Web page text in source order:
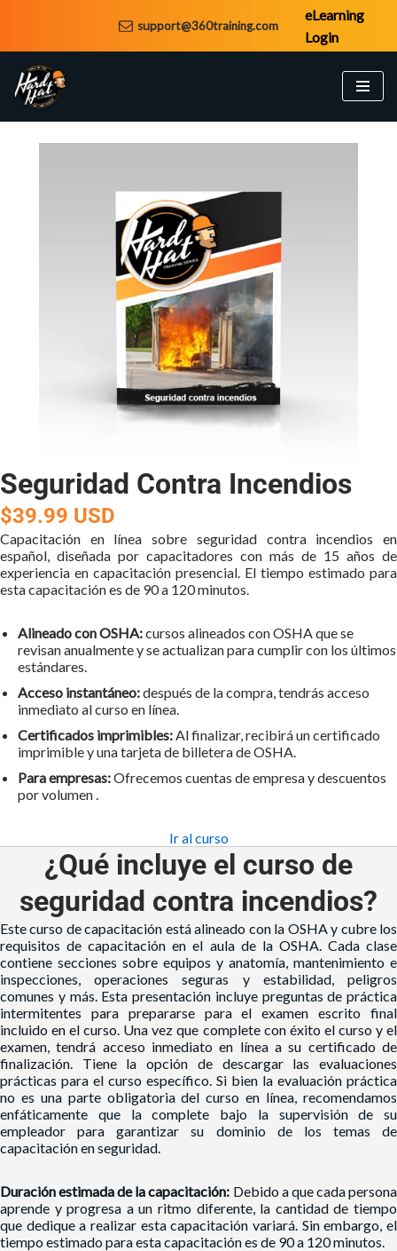
contenido
support@360training.com
eLearning
Login
Seguridad Contra Incendios
$39.99 USD
Capacitación en línea sobre seguridad contra incendios en
español, diseñada por capacitadores con más de 15 años de
experiencia en capacitación presencial. El tiempo estimado para
esta capacitación es de 90 a 120 minutos.
Alineado con OSHA:cursos alineados con OSHA que se
revisan anualmente y se actualizan para cumplir con los últimos
estándares.
Acceso instantáneo:después de la compra, tendrás acceso
inmediato al curso en línea.
Certificados imprimibles: Al finalizar, recibirá un certificado
imprimible y una tarjeta de billetera de OSHA.
Para empresas:Ofrecemos cuentas de empresa y descuentos
por volumen .
Ir al curso
¿Qué incluye el curso de
seguridad contra incendios?
Este curso de capacitación está alineado con la OSHA y cubre los
requisitos de capacitación en el aula de la OSHA. Cada clase
contiene secciones sobre equipos y anatomía, mantenimiento e
inspecciones, operaciones seguras y estabilidad, peligros
comunes y más. Esta presentación incluye preguntas de práctica
intermitentes para prepararse para el examen escrito final
incluido en el curso. Una vez que complete con éxito el curso y el
examen, tendrá acceso inmediato en línea a su certificado de
finalización. Tiene la opción de descargar las evaluaciones
prácticas para el curso específico. Si bien la evaluación práctica
no es una parte obligatoria del curso en línea, recomendamos
enfáticamente que la complete bajo la supervisión de su
empleador para garantizar su dominio de los temas de
capacitación en seguridad.
Duración estimada de la capacitación: Debido a que cada persona
aprende y progresa a un ritmo diferente, la cantidad de tiempo
que dedique a realizar esta capacitación variará. Sin embargo, el
tiempo estimado para esta capacitación es de 90 a 120 minutos.